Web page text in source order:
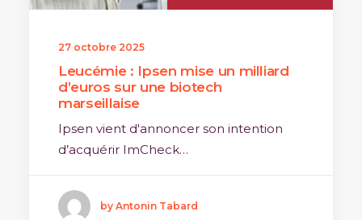
27 octobre 2025
Leucémie : Ipsen mise un milliard
d’euros sur une biotech
marseillaise
Ipsen vient d'annoncer son intention
d’acquérir ImCheck…
by Antonin Tabard